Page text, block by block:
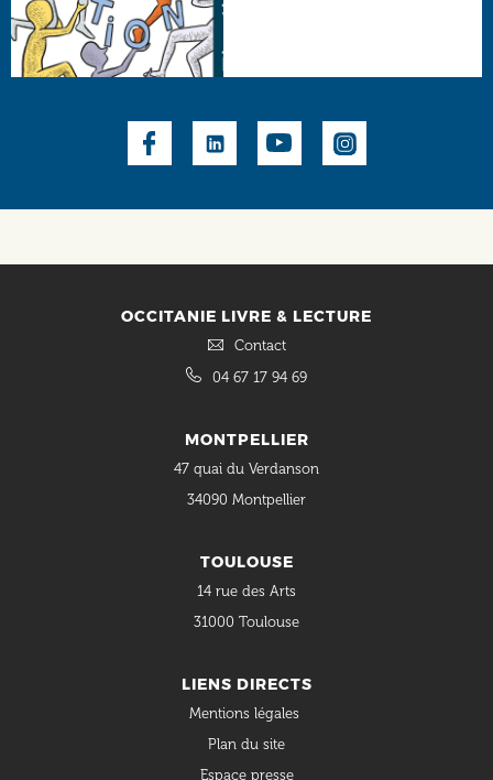
OCCITANIE LIVRE & LECTURE
Contact
04 67 17 94 69
MONTPELLIER
47 quai du Verdanson
34090 Montpellier
TOULOUSE
14 rue des Arts
31000 Toulouse
LIENS DIRECTS
Mentions légales
Plan du site
Espace presse